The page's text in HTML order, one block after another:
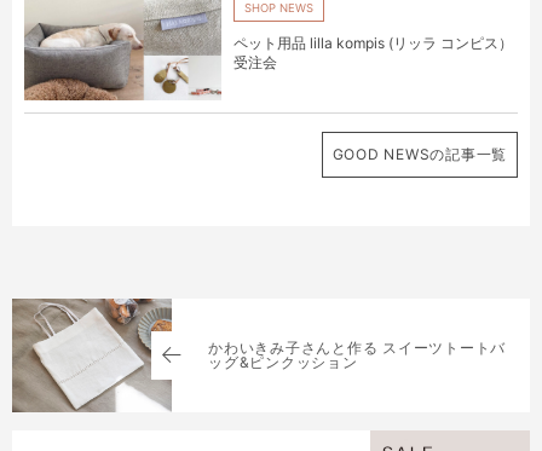
SHOP NEWS
ペット用品 lilla kompis (リッラ コンピス）
受注会
GOOD NEWSの記事一覧
かわいきみ子さんと作る スイーツトートバ
ッグ&ピンクッション